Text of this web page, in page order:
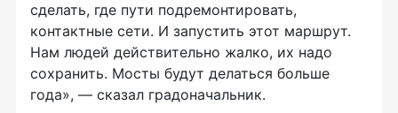
сделать, где пути подремонтировать,
контактные сети. И запустить этот маршрут.
Нам людей действительно жалко, их надо
сохранить. Мосты будут делаться больше
года», — сказал градоначальник.